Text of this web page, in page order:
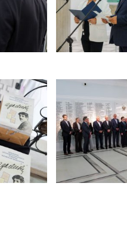
zdjęcia w galerii
kliknięcie